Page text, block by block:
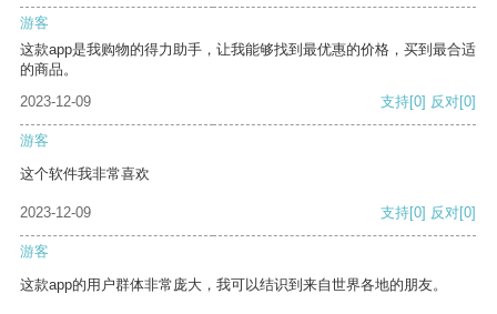
游客
这款app是我购物的得力助手，让我能够找到最优惠的价格，买到最合适
的商品。
2023-12-09
支持[0] 反对[0]
游客
这个软件我非常喜欢
2023-12-09 支持[0] 反对[0]
游客
这款app的用户群体非常庞大，我可以结识到来自世界各地的朋友。